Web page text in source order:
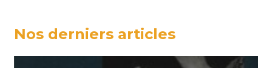
Nos derniers articles